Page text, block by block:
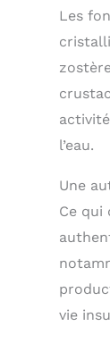
Les
l’eau.
Une
Ce qui
vie